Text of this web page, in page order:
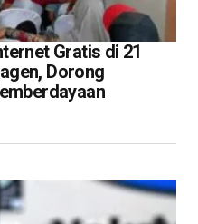
Gratis di 21
Dorong